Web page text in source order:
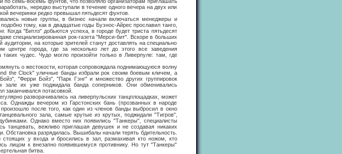
нередко выступали в течение одного вечера на двух или
вечеринки редко превышал пятьдесят фунтов.
новые группы, в бизнес начали включаться менеджеры и
тому, как в двадцатые годы Буэнос-Айрес прославил танго,
"Битлз" добьются успеха, в городе будет триста пятьдесят
специализированная рок-газета "Мерси-бит". Вскоре в больших
на которые зрителей станут доставлять на специально
центре города, где за несколько лет до этого все заведения
чудес. Чудо могло произойти только в Ливерпуле: там, где
о жестокости, которая сопровождала поднимающуюся волну
the Clock" уличные банды избрали рок своим боевым кличем, а
"Ферри Бойз", "Парк Гэнг" и множество других группировок
зале их уже поджидала банда соперников. Они обменивались
заканчивался потасовкой.
разворачивались на ливерпульских танцплощадках, может
Однажды вечером из Гарстонских бань (прозванных в народе
после того, как один из членов банды выбросил в окно
зала, самые крутые из крутых, поджидали "Тигров",
Однако вместо них появились "Танкеры", специалисты
танцевать, вежливо приглашая девушек и не создавая никаких
Обстановка разрядилась. Вышибалы начали терять бдительность.
у входа и бросились в зал, размахивая кто ножом, кто
лицом к внезапно появившемуся противнику. Но тут "Танкеры"
битва.